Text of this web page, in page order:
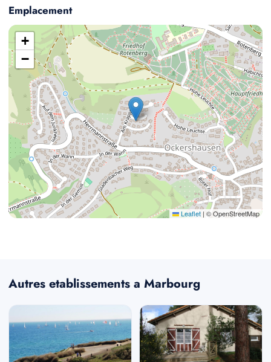
Emplacement
+
−
Leaflet | © OpenStreetMap
Autres etablissements a Marbourg